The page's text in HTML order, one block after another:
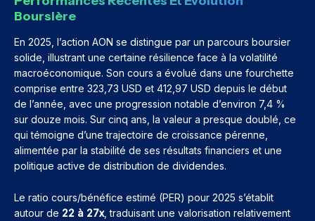
Boursière
En 2025, l’action AON se distingue par un parcours boursier
solide, illustrant une certaine résilience face à la volatilité
macroéconomique. Son cours a évolué dans une fourchette
comprise entre 323,73 USD et 412,97 USD depuis le début
de l’année, avec une progression notable d’environ 7,4 %
sur douze mois. Sur cinq ans, la valeur a presque doublé, ce
qui témoigne d’une trajectoire de croissance pérenne,
alimentée par la stabilité de ses résultats financiers et une
politique active de distribution de dividendes.
Le ratio cours/bénéfice estimé (PER) pour 2025 s’établit
autour de 22 à 27x, traduisant une valorisation relativement